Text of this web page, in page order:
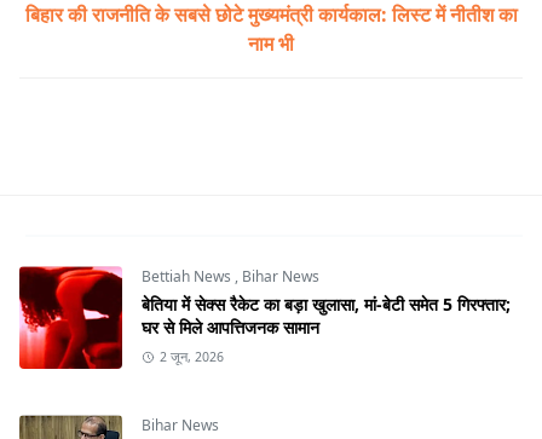
बिहार की राजनीति के सबसे छोटे मुख्यमंत्री कार्यकाल: लिस्ट में नीतीश का
नाम भी
Bettiah News , Bihar News
बेतिया में सेक्स रैकेट का बड़ा खुलासा, मां-बेटी समेत 5 गिरफ्तार;
घर से मिले आपत्तिजनक सामान
2 जून, 2026
Bihar News